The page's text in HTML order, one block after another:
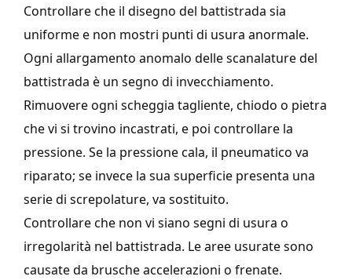
Controllare che il disegno del battistrada sia
uniforme e non mostri punti di usura anormale.
Ogni allargamento anomalo delle scanalature del
battistrada è un segno di invecchiamento.
Rimuovere ogni scheggia tagliente, chiodo o pietra
che vi si trovino incastrati, e poi controllare la
pressione. Se la pressione cala, il pneumatico va
riparato; se invece la sua superficie presenta una
serie di screpolature, va sostituito.
Controllare che non vi siano segni di usura o
irregolarità nel battistrada. Le aree usurate sono
causate da brusche accelerazioni o frenate.